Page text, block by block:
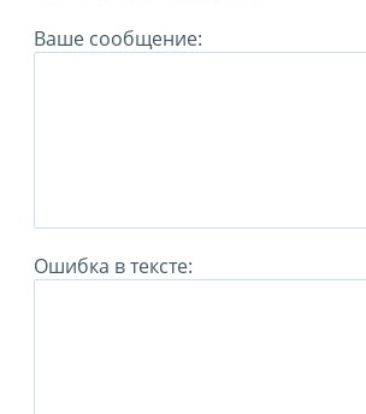
Ваше сообщение:
Ошибка в тексте: